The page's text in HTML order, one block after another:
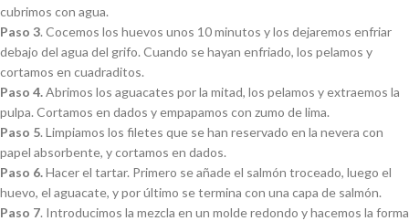
cubrimos con agua.
Paso 3. Cocemos los huevos unos 10 minutos y los dejaremos enfriar
debajo del agua del grifo. Cuando se hayan enfriado, los pelamos y
cortamos en cuadraditos.
Paso 4.Abrimos los aguacates por la mitad, los pelamos y extraemos la
pulpa. Cortamos en dados y empapamos con zumo de lima.
Paso 5. Limpiamos los filetes que se han reservado en la nevera con
papel absorbente, y cortamos en dados.
Paso 6.Hacer el tartar. Primero se añade el salmón troceado, luego el
huevo, el aguacate, y por último se termina con una capa de salmón.
Paso 7. Introducimos la mezcla en un molde redondo y hacemos la forma